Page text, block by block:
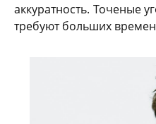
аккуратность. Точеные
требуют больших